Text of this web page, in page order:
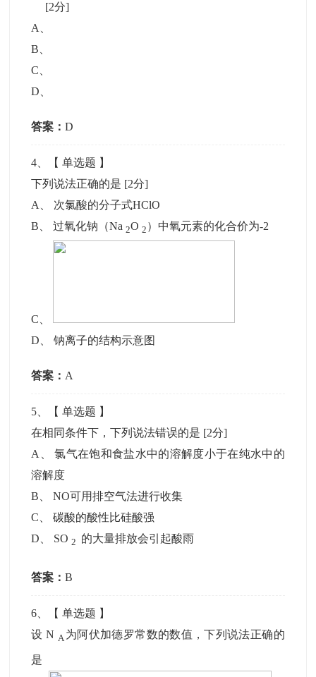
[2分]
A
B
C
D
答案：D
4 、【单选题 】
下列说法正确的是 [2分]
A
次氯酸的分子式HClO
B 、过氧化钠（Na2O2 ）中氧元素的化合价为-2
C
D 、钠离子的结构示意图
答案： A
5 、【单选题 】
在相同条件下，下列说法错误的是 [2分]
A
、氯气在饱和食盐水中的溶解度小于在纯水中的
溶解度
B 、NO可用排空气法进行收集
C 、碳酸的酸性比硅酸强
D
SO2 的大量排放会引起酸雨
答案：B
6 、【单选题 】
设 N A 为阿伏加德罗常数的数值，下列说法正确的
是